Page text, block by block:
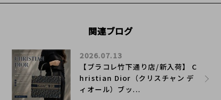
関連ブログ
【ブラコレ竹下通り店/新入荷】 C
hristian Dior（クリスチャン デ
ィオール）ブッ...
2026.07.13